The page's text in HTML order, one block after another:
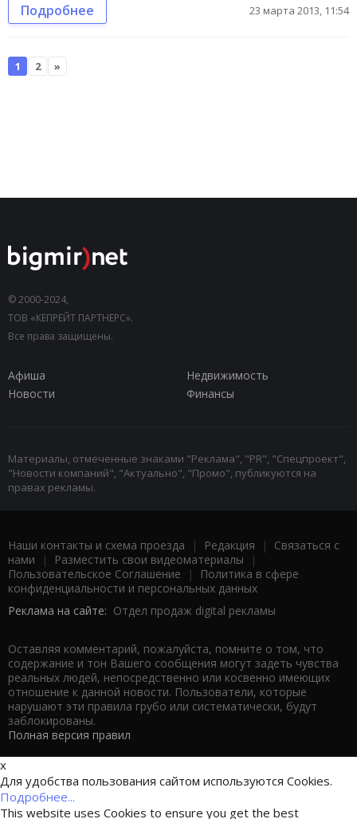
Подробнее 23 марта 2013, 11:54
1 2 »
© 2000-2024,
ТОВ «КЕПРЕЙТ ПАРТНЕРС».
Все права защищены.
Афиша
Недвижимость
Новости
Финансы
Материалы, отмеченные знаками "Реклама", "PR", "Спецпроект",
"Новости компаний", "Актуально", "Промо", публикуются на
правах рекламы.
Наши контакты и схема проезда | Редакция | Связаться с
нами | Разместить свои видеоматериалы |
Пользовательское Соглашение |
Политика в сфере
конфиденциальности и персональных данных
Реклама на сайте: Отдел продаж digital рекламы
Оставляя комментарий, пожалуйста, помните о том, что
содержание и тон Вашего сообщения могут задеть чувства
реальных людей, непосредственно или косвенно имеющих
отношение к данной новости. Пользователи, которые
нарушают эти правила грубо или систематически, будут
заблокированы.
Полная версия правил
x
Для удобства пользования сайтом используются Cookies.
Подробнее...
This website uses Cookies to ensure you get the best